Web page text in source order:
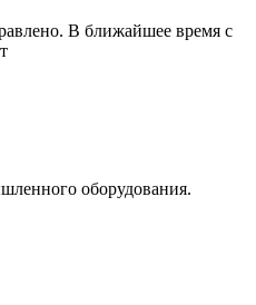
В ближайшее время с
оборудования.